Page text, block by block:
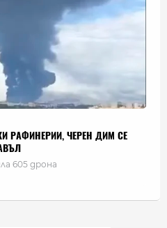
РАФИНЕРИИ, ЧЕРЕН ДИМ СЕ
605 дрона